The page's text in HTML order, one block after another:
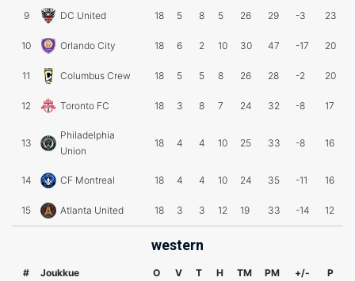
9 DC United 18 5 8 5 26 29 -3 23
10 Orlando City 18 6 2 10 30 47 -17 20
11 Columbus Crew 18 5 5 8 26 28 -2 20
12 Toronto FC 18 3 8 7 24 32 -8 17
13
Philadelphia
Union
18 4 4 10 25 33 -8 16
14 CF Montreal 18 4 4 10 24 35 -11 16
15 Atlanta United 18 3 3 12 19 33 -14 12
western
# Joukkue O V T H TM PM +/- P